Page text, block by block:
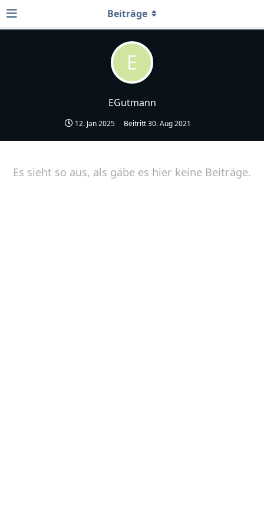
E
EGutmann
12. Jan 2025 Beitritt30. Aug 2021
Beiträge
Es sieht so aus, als gäbe es hier keine Beiträge.